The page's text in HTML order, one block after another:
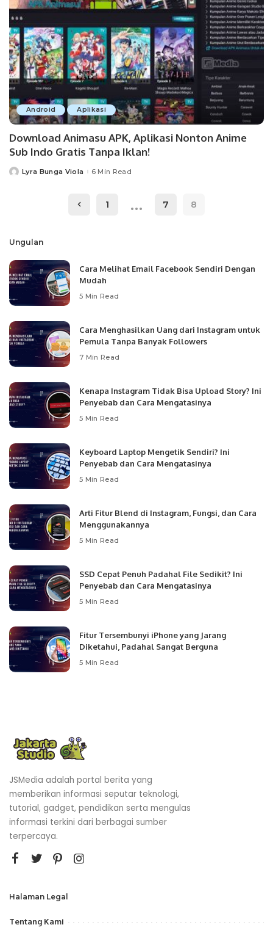
Android Aplikasi
Download Animasu APK, Aplikasi Nonton Anime
Sub Indo Gratis Tanpa Iklan!
PostedLyra Bunga Viola 6 Min Read
1 … 7 8
Ungulan
Cara Melihat Email Facebook Sendiri Dengan
Mudah
5 Min Read
Cara Menghasilkan Uang dari Instagram untuk
Pemula Tanpa Banyak Followers
7 Min Read
Kenapa Instagram Tidak Bisa Upload Story? Ini
Penyebab dan Cara Mengatasinya
5 Min Read
Keyboard Laptop Mengetik Sendiri? Ini
Penyebab dan Cara Mengatasinya
5 Min Read
Arti Fitur Blend di Instagram, Fungsi, dan Cara
Menggunakannya
5 Min Read
SSD Cepat Penuh Padahal File Sedikit? Ini
Penyebab dan Cara Mengatasinya
5 Min Read
Fitur Tersembunyi iPhone yang Jarang
Diketahui, Padahal Sangat Berguna
5 Min Read
JSMedia adalah portal berita yang
memberikan informasi seputar teknologi,
tutorial, gadget, pendidikan serta mengulas
informasi terkini dari berbagai sumber
terpercaya.
Halaman Legal
Tentang Kami